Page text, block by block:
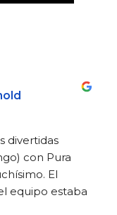
divertidas
con Pura
El
equipo estaba